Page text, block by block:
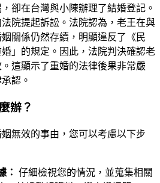
卻在台灣與小陳辦理了結婚登記。
院提起訴訟。法院認為，老王在與
關係仍然存續，明顯違反了《民
」的規定。因此，法院判決確認老
這顯示了重婚的法律後果非常嚴
認。
辦？
無效的事由，您可以考慮以下步
： 仔細檢視您的情況，並蒐集相關